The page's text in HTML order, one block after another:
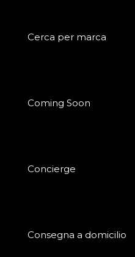
Cerca per marca
Coming Soon
Concierge
Consegna a domicilio